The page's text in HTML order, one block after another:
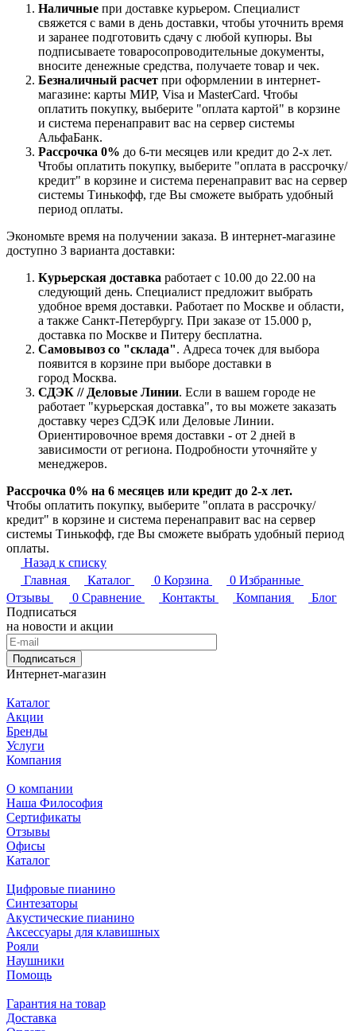
Наличные при доставке курьером. Специалист
свяжется с вами в день доставки, чтобы уточнить время
и заранее подготовить сдачу с любой купюры. Вы
подписываете товаросопроводительные документы,
вносите денежные средства, получаете товар и чек.
Безналичный расчет при оформлении в интернет-
магазине: карты МИР, Visa и MasterCard. Чтобы
оплатить покупку, выберите "оплата картой" в корзине
и система перенаправит вас на сервер системы
АльфаБанк.
Рассрочка 0% до 6-ти месяцев или кредит до 2-х лет.
Чтобы оплатить покупку, выберите "оплата в рассрочку/
кредит" в корзине и система перенаправит вас на сервер
системы Тинькофф, где Вы сможете выбрать удобный
период оплаты.
Экономьте время на получении заказа. В интернет-магазине
доступно 3 варианта доставки:
Курьерская доставка работает с 10.00 до 22.00 на
следующий день. Специалист предложит выбрать
удобное время доставки. Работает по Москве и области,
а также Санкт-Петербургу. При заказе от 15.000 р,
доставка по Москве и Питеру бесплатна.
Самовывоз со "склада". Адреса точек для выбора
появится в корзине при выборе доставки в
город Москва.
СДЭК // Деловые Линии. Если в вашем городе не
работает "курьерская доставка", то вы можете заказать
доставку через СДЭК или Деловые Линии.
Ориентировочное время доставки - от 2 дней в
зависимости от региона. Подробности уточняйте у
менеджеров.
Рассрочка 0% на 6 месяцев или кредит до 2-х лет.
Чтобы оплатить покупку, выберите "оплата в рассрочку/
кредит" в корзине и система перенаправит вас на сервер
системы Тинькофф, где Вы сможете выбрать удобный период
оплаты.
Назад к списку
Главная
Каталог 0 Корзина 0 Избранные
Отзывы
0 Сравнение Контакты Компания
Блог
Подписаться
на новости и акции
Подписаться
Интернет-магазин
Каталог
Акции
Бренды
Услуги
Компания
О компании
Наша Философия
Сертификаты
Отзывы
Офисы
Каталог
Цифровые пианино
Синтезаторы
Акустические пианино
Аксессуары для клавишных
Рояли
Наушники
Помощь
Гарантия на товар
Доставка